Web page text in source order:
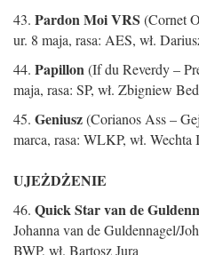
43. Pardon Moi VRS (Cornet
ur. 8 maja, rasa: AES, wł.
44. Papillon (If du Reverdy –
maja, rasa: SP, wł. Zbigniew
45. Geniusz(Corianos Ass –
marca, rasa: WLKP, wł. Wechta
UJEŻDŻENIE
46. Quick Star van de
Johanna van de Guldennagel/
BWP, wł. Bartosz Jura